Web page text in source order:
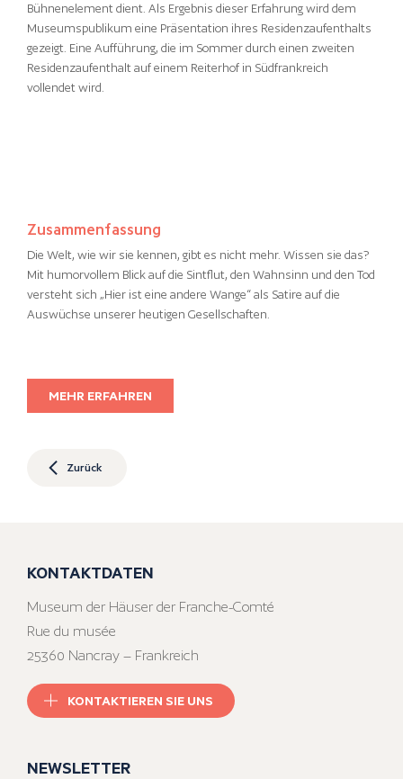
Bühnenelement dient. Als Ergebnis dieser Erfahrung wird dem
Museumspublikum eine Präsentation ihres Residenzaufenthalts
gezeigt. Eine Aufführung, die im Sommer durch einen zweiten
Residenzaufenthalt auf einem Reiterhof in Südfrankreich
vollendet wird.
Zusammenfassung
Die Welt, wie wir sie kennen, gibt es nicht mehr. Wissen sie das?
Mit humorvollem Blick auf die Sintflut, den Wahnsinn und den Tod
versteht sich „Hier ist eine andere Wange“ als Satire auf die
Auswüchse unserer heutigen Gesellschaften.
MEHR ERFAHREN
Zurück
KONTAKTDATEN
Museum der Häuser der Franche-Comté
Rue du musée
25360 Nancray – Frankreich
KONTAKTIEREN SIE UNS
NEWSLETTER